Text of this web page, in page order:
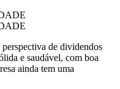
de dividendos
e saudável, com boa
ainda tem uma